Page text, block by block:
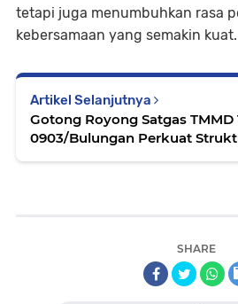
tetapi juga menumbuhkan rasa
kebersamaan yang semakin kuat.
Artikel Selanjutnya
Gotong Royong Satgas TMMD
0903/Bulungan Perkuat
SHARE